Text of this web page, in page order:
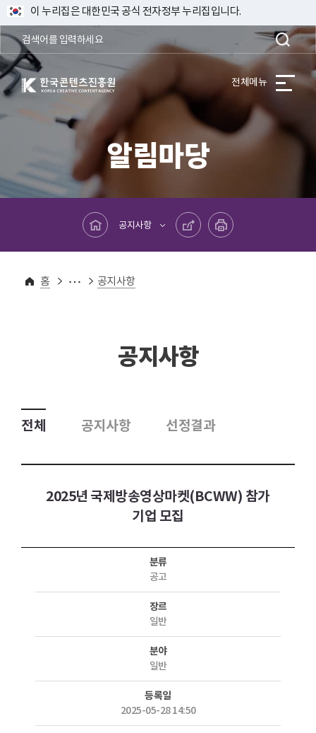
이 누리집은 대한민국 공식 전자정부 누리집입니다.
한국콘텐츠진흥원 KOREA CREATIVE CONTENT AGENCY 전체메뉴
알림마당
메인페이지로 바로가기
공지사항
공유하기 프린트하기
홈
알림마당 공지사항
공지사항
전체 공지사항 선정결과
2025년 국제방송영상마켓(BCWW) 참가
기업 모집
분류
공고
장르
일반
분야
일반
등록일
2025-05-28 14:50